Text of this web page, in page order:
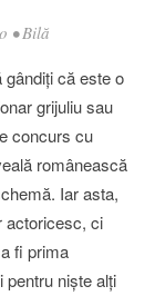
•Bilă
că este o
grijuliu sau
concurs cu
românească
Iar asta,
actoricesc, ci
fi prima
pentru nişte alţi